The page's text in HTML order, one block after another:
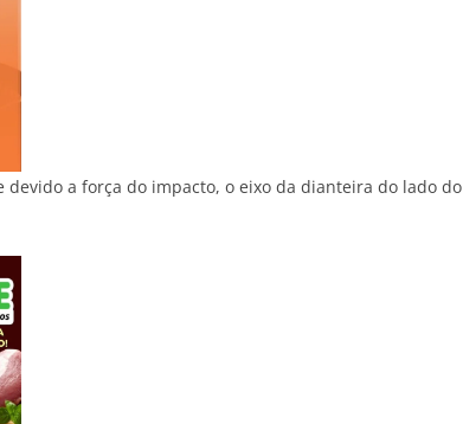
a força do impacto, o eixo da dianteira do lado do